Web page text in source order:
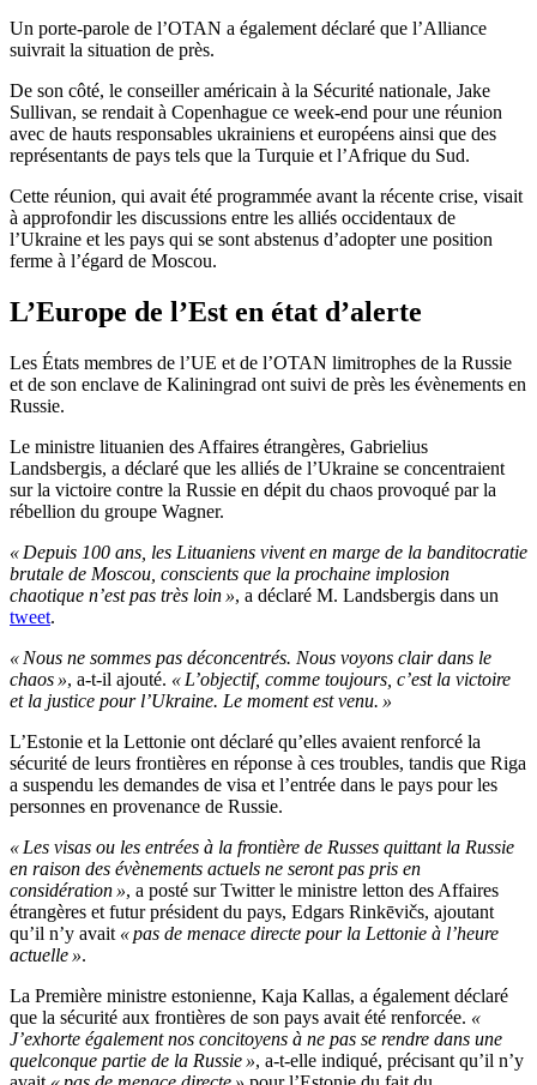
Un porte-parole de l’OTAN a également déclaré que l’Alliance
suivrait la situation de près.
De son côté, le conseiller américain à la Sécurité nationale, Jake
Sullivan, se rendait à Copenhague ce week-end pour une réunion
avec de hauts responsables ukrainiens et européens ainsi que des
représentants de pays tels que la Turquie et l’Afrique du Sud.
Cette réunion, qui avait été programmée avant la récente crise, visait
à approfondir les discussions entre les alliés occidentaux de
l’Ukraine et les pays qui se sont abstenus d’adopter une position
ferme à l’égard de Moscou.
L’Europe de l’Est en état d’alerte
Les États membres de l’UE et de l’OTAN limitrophes de la Russie
et de son enclave de Kaliningrad ont suivi de près les évènements en
Russie.
Le ministre lituanien des Affaires étrangères, Gabrielius
Landsbergis, a déclaré que les alliés de l’Ukraine se concentraient
sur la victoire contre la Russie en dépit du chaos provoqué par la
rébellion du groupe Wagner.
« Depuis 100 ans, les Lituaniens vivent en marge de la banditocratie
brutale de Moscou, conscients que la prochaine implosion
chaotique n’est pas très loin », a déclaré M. Landsbergis dans un
tweet.
« Nous ne sommes pas déconcentrés. Nous voyons clair dans le
chaos », a-t-il ajouté. « L’objectif, comme toujours, c’est la victoire
et la justice pour l’Ukraine. Le moment est venu. »
L’Estonie et la Lettonie ont déclaré qu’elles avaient renforcé la
sécurité de leurs frontières en réponse à ces troubles, tandis que Riga
a suspendu les demandes de visa et l’entrée dans le pays pour les
personnes en provenance de Russie.
« Les visas ou les entrées à la frontière de Russes quittant la Russie
en raison des évènements actuels ne seront pas pris en
considération », a posté sur Twitter le ministre letton des Affaires
étrangères et futur président du pays, Edgars Rinkēvičs, ajoutant
qu’il n’y avait « pas de menace directe pour la Lettonie à l’heure
actuelle ».
La Première ministre estonienne, Kaja Kallas, a également déclaré
que la sécurité aux frontières de son pays avait été renforcée. «
J’exhorte également nos concitoyens à ne pas se rendre dans une
quelconque partie de la Russie », a-t-elle indiqué, précisant qu’il n’y